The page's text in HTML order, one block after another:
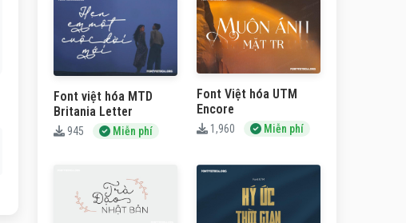
Font việt hóa MTD
Britania Letter
945 Miễn phí
Font Việt hóa UTM
Encore
1,960 Miễn phí